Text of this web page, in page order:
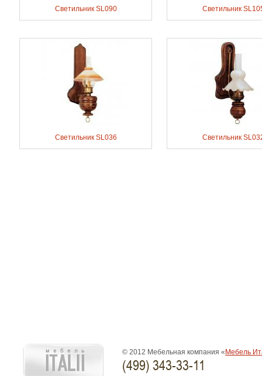
Светильник SL090 Светильник
Светильник SL036 Светильник
© 2012 Мебельная компания « Мебель
(499) 343-33-11